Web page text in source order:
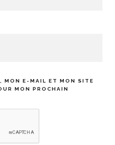
MON E-MAIL ET MON SITE
MON PROCHAIN